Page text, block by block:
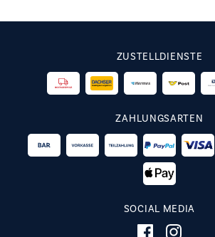
ZUSTELLDIENSTE
ZAHLUNGSARTEN
SOCIAL MEDIA